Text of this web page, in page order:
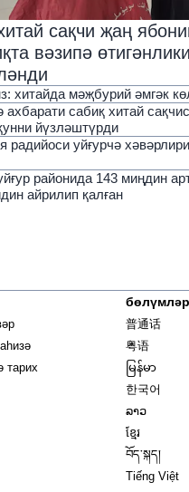
сақчи җаң
вәзипә өтигәнлики
хитайда мәҗбурий әмгәк
ахбарати сабиқ хитай
йүзләштүрди
радийоси уйғурчә
районида 143 миңдин
айрилип қалған
тарих
бөлүмләр
普通话
粤语
မြန်မာ
한국어
ລາວ
ខ្មែរ
བོད་སྐད།
Tiếng Việt